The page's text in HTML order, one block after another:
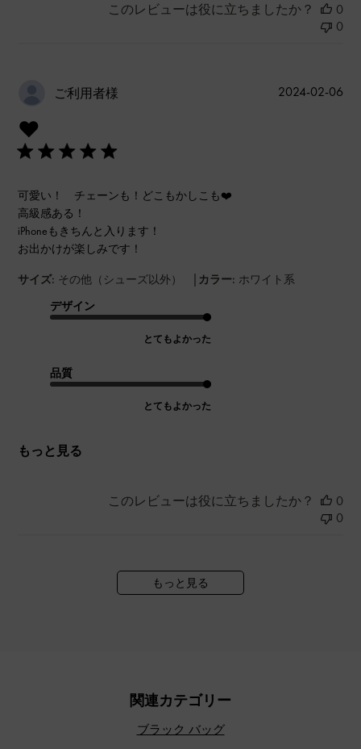
このレビューは役に立ちましたか？
0
0
ご利用者様
❤️
可愛い！ チェーンも！どこもかしこも❤️
高級感ある！
iPhoneもきちんと入ります！
お出かけが楽しみです！
サイズ: その他（シューズ以外） | カラー: ホワイト系
デザイン
とてもよかった
品質
とてもよかった
もっと見る
公
2024-02-06
このレビューは役に立ちましたか？
0
0
もっと見る
関連カテゴリー
ブラック バッグ